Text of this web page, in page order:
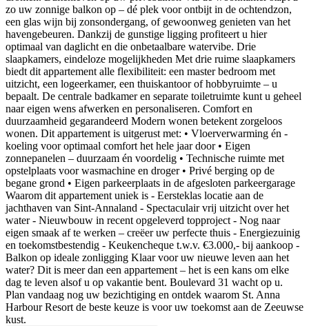
zo uw zonnige balkon op – dé plek voor ontbijt in de ochtendzon,
een glas wijn bij zonsondergang, of gewoonweg genieten van het
havengebeuren. Dankzij de gunstige ligging profiteert u hier
optimaal van daglicht en die onbetaalbare watervibe. Drie
slaapkamers, eindeloze mogelijkheden Met drie ruime slaapkamers
biedt dit appartement alle flexibiliteit: een master bedroom met
uitzicht, een logeerkamer, een thuiskantoor of hobbyruimte – u
bepaalt. De centrale badkamer en separate toiletruimte kunt u geheel
naar eigen wens afwerken en personaliseren. Comfort en
duurzaamheid gegarandeerd Modern wonen betekent zorgeloos
wonen. Dit appartement is uitgerust met: • Vloerverwarming én -
koeling voor optimaal comfort het hele jaar door • Eigen
zonnepanelen – duurzaam én voordelig • Technische ruimte met
opstelplaats voor wasmachine en droger • Privé berging op de
begane grond • Eigen parkeerplaats in de afgesloten parkeergarage
Waarom dit appartement uniek is - Eersteklas locatie aan de
jachthaven van Sint-Annaland - Spectaculair vrij uitzicht over het
water - Nieuwbouw in recent opgeleverd topproject - Nog naar
eigen smaak af te werken – creëer uw perfecte thuis - Energiezuinig
en toekomstbestendig - Keukencheque t.w.v. €3.000,- bij aankoop -
Balkon op ideale zonligging Klaar voor uw nieuwe leven aan het
water? Dit is meer dan een appartement – het is een kans om elke
dag te leven alsof u op vakantie bent. Boulevard 31 wacht op u.
Plan vandaag nog uw bezichtiging en ontdek waarom St. Anna
Harbour Resort de beste keuze is voor uw toekomst aan de Zeeuwse
kust.